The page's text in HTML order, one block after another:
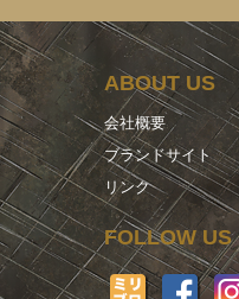
ABOUT US
会社概要
ブランドサイト
リンク
FOLLOW US